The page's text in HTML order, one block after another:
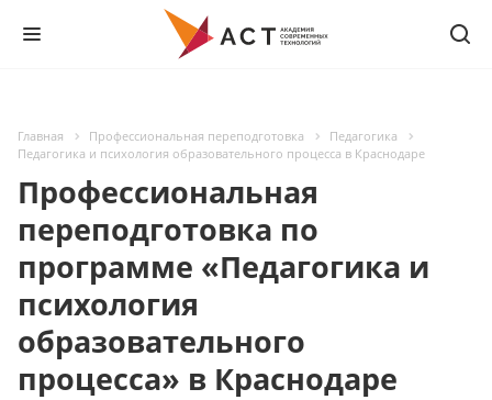
Главная Профессиональная переподготовка
Педагогика
Педагогика и психология образовательного процесса в Краснодаре
Профессиональная
переподготовка по
программе «Педагогика и
психология
образовательного
процесса» в Краснодаре